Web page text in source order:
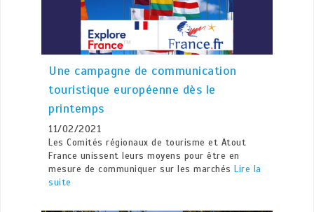
Une campagne de communication
touristique européenne dès le
printemps
11/02/2021
Les Comités régionaux de tourisme et Atout
France unissent leurs moyens pour être en
mesure de communiquer sur les marchés Lire la
suite